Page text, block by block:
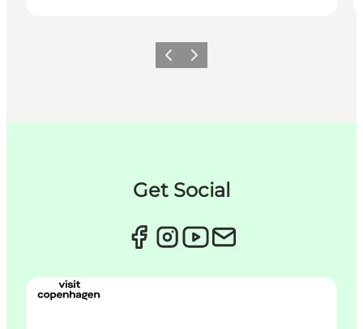
ForrigeNæste
Get Social